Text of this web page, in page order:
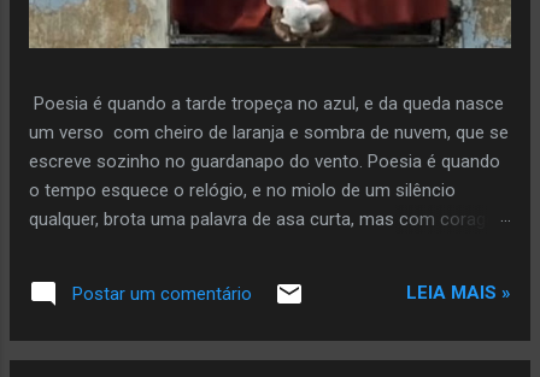
Poesia é quando a tarde tropeça no azul, e da queda nasce
um verso com cheiro de laranja e sombra de nuvem, que se
escreve sozinho no guardanapo do vento. Poesia é quando
o tempo esquece o relógio, e no miolo de um silêncio
qualquer, brota uma palavra de asa curta, mas com coragem
sem pressa, sem plano, só porque ouviu o sussurro da terra
dizendo: “vai”. Copyright © 2026 by Glória Vara All rights
Postar um comentário LEIA MAIS »